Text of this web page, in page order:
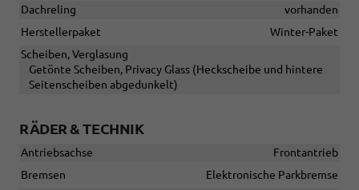
Dachreling
vorhanden
Herstellerpaket
Winter-Paket
Scheiben, Verglasung
Getönte Scheiben, Privacy Glass (Heckscheibe und hintere
Seitenscheiben abgedunkelt)
RÄDER & TECHNIK
Antriebsachse
Frontantrieb
Bremsen
Elektronische Parkbremse